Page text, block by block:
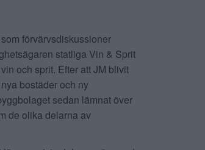
förvärvsdiskussioner
statliga Vin & Sprit
och sprit. Efter att JM blivit
bostäder och ny
sedan lämnat över
de olika delarna av